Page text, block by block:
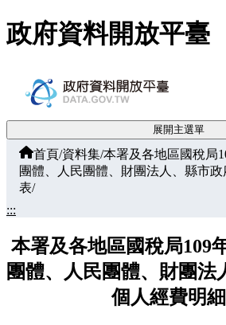
跳至主要內容
政府資料開放平臺
展開主選單
首頁/資料集/本署及各地區國稅局
團體、人民團體、財團法人、縣市
表/
:::
本署及各地區國稅局109
團體、人民團體、財團法
個人經費明